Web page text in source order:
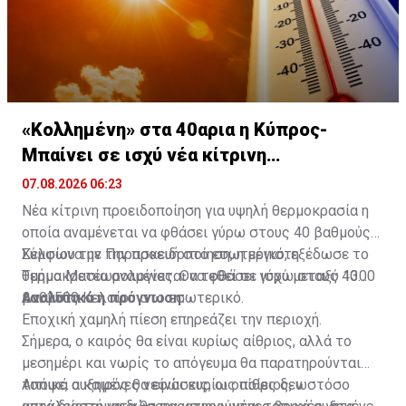
«Κολλημένη» στα 40αρια η Κύπρος-
Μπαίνει σε ισχύ νέα κίτρινη
προειδοποίηση
07.08.2026 06:23
Νέα κίτρινη προειδοποίηση για υψηλή θερμοκρασία η
οποία αναμένεται να φθάσει γύρω στους 40 βαθμούς
Κελσίου την Παρασκευή στο εσωτερικό, εξέδωσε το
Τμήμα Μετεωρολογίας. Θα τεθεί σε ισχύ μεταξύ 1300
και 1500.
Σύμφωνα με την προειδοποίηση, η μέγιστη
θερμοκρασία αναμένεται να φθάσει γύρω στους 40
βαθμούς Κελσίου στο εσωτερικό.
Αναλυτικά η πρόγνωση:
Εποχική χαμηλή πίεση επηρεάζει την περιοχή.
Σήμερα, ο καιρός θα είναι κυρίως αίθριος, αλλά το
μεσημέρι και νωρίς το απόγευμα θα παρατηρούνται
τοπικά αυξημένες νεφώσεις, οι οποίες δεν
Απόψε, ο καιρός θα είναι κυρίως αίθριος, ωστόσο